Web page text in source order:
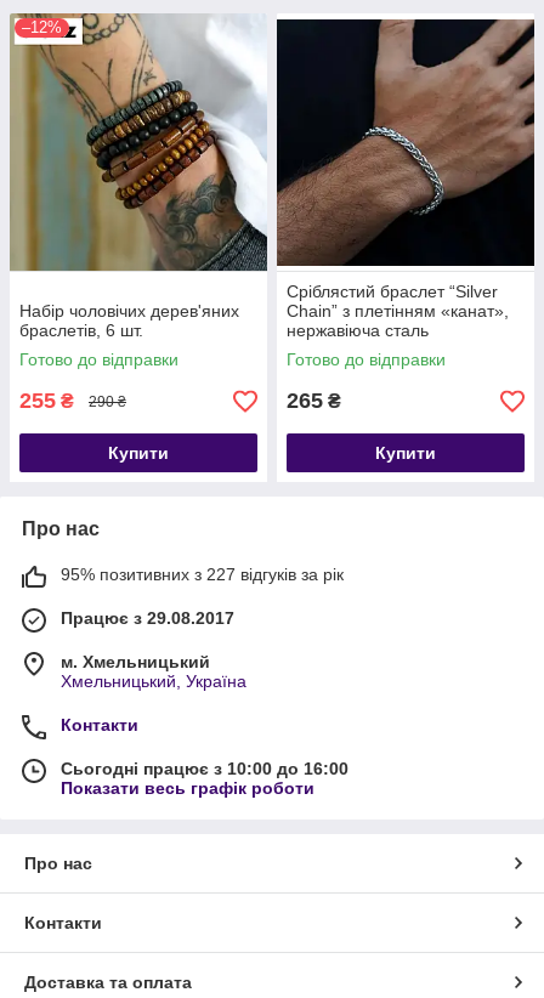
–12%
Набір чоловічих дерев'яних
браслетів, 6 шт.
Готово до відправки
255 ₴ 290 ₴
Купити
Сріблястий браслет “Silver
Chain” з плетінням «канат»,
нержавіюча сталь
Готово до відправки
265 ₴
Купити
Про нас
95% позитивних з 227 відгуків за рік
Працює з 29.08.2017
м. Хмельницький
Хмельницький, Україна
Контакти
Сьогодні працює з 10:00 до 16:00
Показати весь графік роботи
Про нас
Контакти
Доставка та оплата